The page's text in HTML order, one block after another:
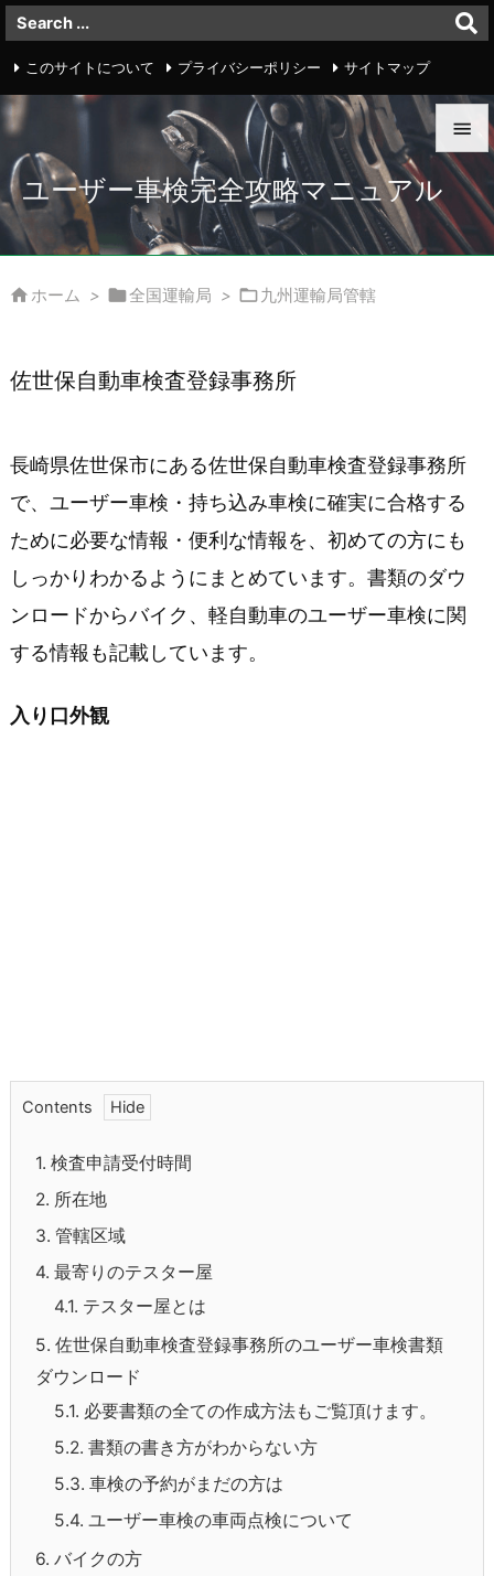
ユーザー車検完全攻略マニュアル


メニュ

サイド
このサイトについて プライバシーポリシー サイトマップ
 ホーム > 全国運輸局 > 九州運輸局管轄
佐世保自動車検査登録事務所
長崎県佐世保市にある佐世保自動車検査登録事務所
で、ユーザー車検・持ち込み車検に確実に合格する
ために必要な情報・便利な情報を、初めての方にも
しっかりわかるようにまとめています。書類のダウ
ンロードからバイク、軽自動車のユーザー車検に関
する情報も記載しています。
入り口外観
Contents
1. 検査申請受付時間
2. 所在地
3. 管轄区域
4. 最寄りのテスター屋
4.1. テスター屋とは
5. 佐世保自動車検査登録事務所のユーザー車検書類
ダウンロード
5.1. 必要書類の全ての作成方法もご覧頂けます。
5.2. 書類の書き方がわからない方
5.3. 車検の予約がまだの方は
5.4. ユーザー車検の車両点検について
6. バイクの方